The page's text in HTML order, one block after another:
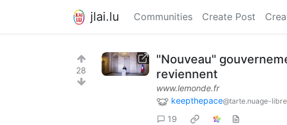
jlai.lu Communities Create Post
28
"Nouveau"
reviennent
www.lemonde.fr
keepthepace@tarte.nuage-
19